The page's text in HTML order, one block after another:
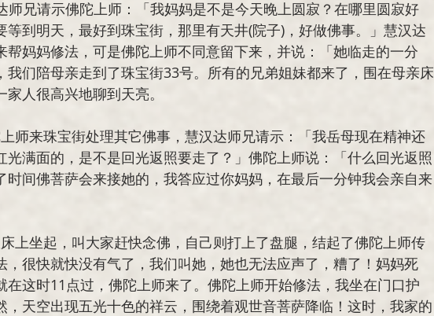
等到明天，最好到珠宝街，那里有天井(院子)，好做佛事。」慧汉达
帮妈妈修法，可是佛陀上师不同意留下来，并说：「她临走的一分
我们陪母亲走到了珠宝街33号。所有的兄弟姐妹都来了，围在母亲床
人很高兴地聊到天亮。
光满面的，是不是回光返照要走了？」佛陀上师说：「什么回光返照
时间佛菩萨会来接她的，我答应过你妈妈，在最后一分钟我会亲自来
，很快就快没有气了，我们叫她，她也无法应声了，糟了！妈妈死
在这时11点过，佛陀上师来了。佛陀上师开始修法，我坐在门口护
，天空出现五光十色的祥云，围绕着观世音菩萨降临！这时，我家的